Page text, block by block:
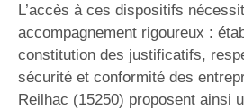
L’accès à ces dispositifs
accompagnement rigoureux :
constitution des justificatifs,
sécurité et conformité des
Reilhac (15250) proposent ainsi